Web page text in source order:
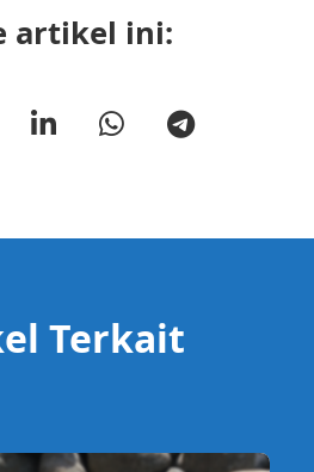
artikel ini:
Terkait